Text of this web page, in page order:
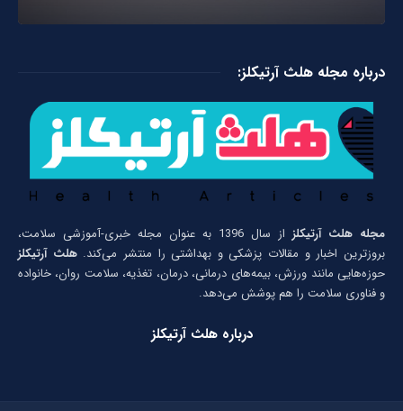
درباره مجله هلث آرتیکلز:
مجله هلث آرتیکلز
از سال 1396 به عنوان مجله خبری-آموزشی سلامت،
بروزترین اخبار و مقالات پزشکی و بهداشتی را منتشر می‌کند.هلث آرتیکلز
حوزه‌هایی مانند ورزش، بیمه‌های درمانی، درمان، تغذیه، سلامت روان، خانواده
و فناوری سلامت را هم پوشش می‌دهد.
درباره هلث آرتیکلز